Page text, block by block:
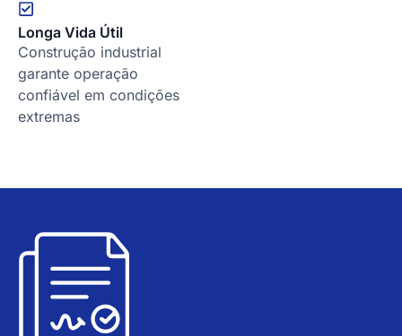
Longa Vida Útil
Construção industrial
garante operação
confiável em condições
extremas